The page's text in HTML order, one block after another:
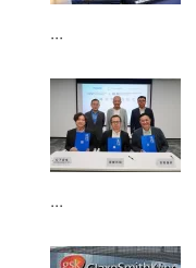
...
...